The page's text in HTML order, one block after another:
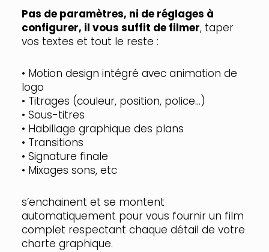
Pas de paramètres, ni de réglages à
configurer, il vous suffit de filmer, taper
vos textes et tout le reste :
• Motion design intégré avec animation de
logo
• Titrages (couleur, position, police…)
• Sous-titres
• Habillage graphique des plans
• Transitions
• Signature finale
• Mixages sons, etc
s’enchainent et se montent
automatiquement pour vous fournir un film
complet respectant chaque détail de votre
charte graphique.